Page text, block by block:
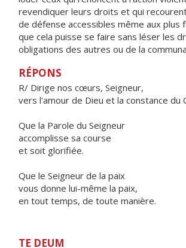
revendiquer leurs droits et qui
de défense accessibles même aux plus
que cela puisse se faire sans léser les
obligations des autres ou de la
RÉPONS
R/ Dirige nos cœurs, Seigneur,
vers l'amour de Dieu et la constance du
Que la Parole du Seigneur
accomplisse sa course
et soit glorifiée.
Que le Seigneur de la paix
vous donne lui-même la paix,
en tout temps, de toute manière.
TE DEUM